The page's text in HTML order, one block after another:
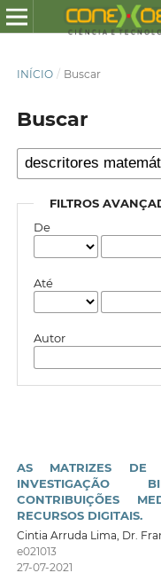
INÍCIO / Buscar
Buscar
FILTROS
De
Até
Autor
AS MATRIZES DE
INVESTIGAÇÃO
CONTRIBUIÇÕES
RECURSOS DIGITAIS.
Cintia Arruda Lima, Dr.
e021013
27-07-2021